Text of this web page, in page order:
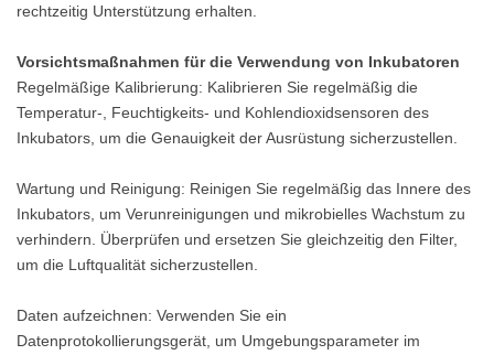
rechtzeitig Unterstützung erhalten.
Vorsichtsmaßnahmen für die Verwendung von Inkubatoren
Regelmäßige Kalibrierung: Kalibrieren Sie regelmäßig die
Temperatur-, Feuchtigkeits- und Kohlendioxidsensoren des
Inkubators, um die Genauigkeit der Ausrüstung sicherzustellen.
Wartung und Reinigung: Reinigen Sie regelmäßig das Innere des
Inkubators, um Verunreinigungen und mikrobielles Wachstum zu
verhindern. Überprüfen und ersetzen Sie gleichzeitig den Filter,
um die Luftqualität sicherzustellen.
Daten aufzeichnen: Verwenden Sie ein
Datenprotokollierungsgerät, um Umgebungsparameter im